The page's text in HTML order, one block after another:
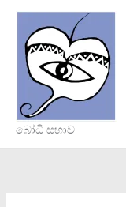
content
බෝධි සභාව